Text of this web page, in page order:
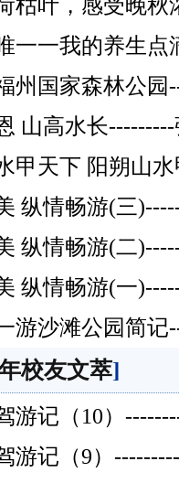
枯叶，感受晚
一一我的养生点
州国家森林公园
山高水长
甲天下 阳朔山
纵情畅游(三
纵情畅游(二
纵情畅游(一
游沙滩公园简
校友文萃]
游记（10）
游记（9）